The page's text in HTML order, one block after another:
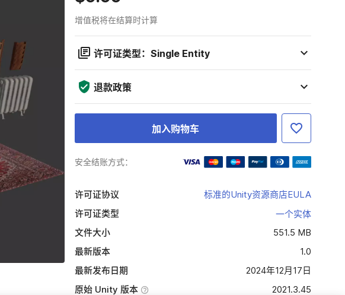
增值税将在结算时计算
许可证类型：Single Entity
退款政策
加入购物车
安全结账方式：
许可证协议
标准的Unity资源商店EULA
许可证类型
一个实体
文件大小
551.5 MB
最新版本
1.0
最新发布日期
2024年12月17日
原始 Unity 版本
2021.3.45